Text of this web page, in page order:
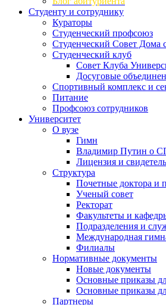
Студенту и сотруднику
Кураторы
Студенческий профсоюз
Студенческий Совет Дома
Студенческий клуб
Совет Клуба
Досуговые
Спортивный комплекс и
Питание
Профсоюз сотрудников
Университет
О вузе
Гимн
Владимир Путин о
Лицензия и
Структура
Почетные доктора и
Ученый совет
Ректорат
Факультеты и
Подразделения и
Международная
Филиалы
Нормативные документы
Новые документы
Основные приказы
Основные приказы
Партнеры